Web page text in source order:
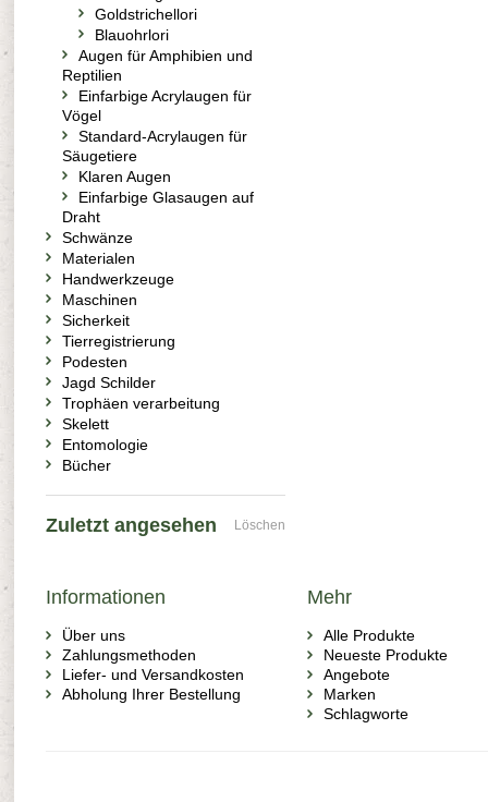
Goldstrichellori
Blauohrlori
Augen für Amphibien und
Reptilien
Einfarbige Acrylaugen für
Vögel
Standard-Acrylaugen für
Säugetiere
Klaren Augen
Einfarbige Glasaugen auf
Draht
Schwänze
Materialen
Handwerkzeuge
Maschinen
Sicherkeit
Tierregistrierung
Podesten
Jagd Schilder
Trophäen verarbeitung
Skelett
Entomologie
Bücher
Zuletzt angesehen Löschen
Informationen
Über uns
Zahlungsmethoden
Liefer- und Versandkosten
Abholung Ihrer Bestellung
Mehr
Alle Produkte
Neueste Produkte
Angebote
Marken
Schlagworte